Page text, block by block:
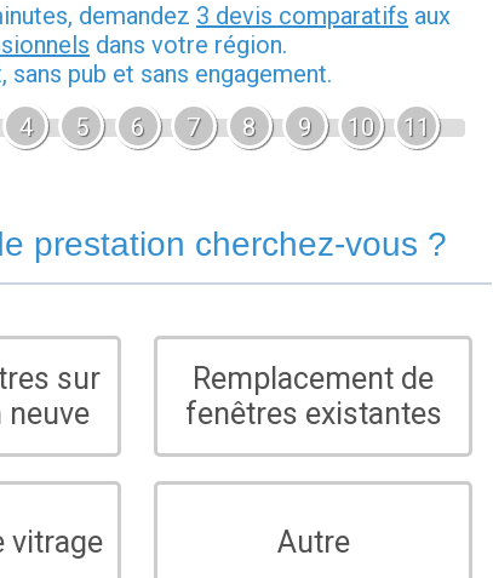
demandez 3 devis comparatifs aux
dans votre région.
sans pub et sans engagement.
4 5 6 7 8 9 10 11
prestation cherchez-vous ?
sur
Remplacement de
fenêtres existantes
vitrage Autre